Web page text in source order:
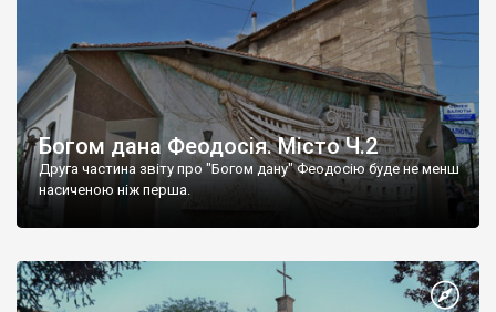
Богом дана Феодосія. Місто Ч.2
Друга частина звіту про "Богом дану" Феодосію буде не менш
насиченою ніж перша.